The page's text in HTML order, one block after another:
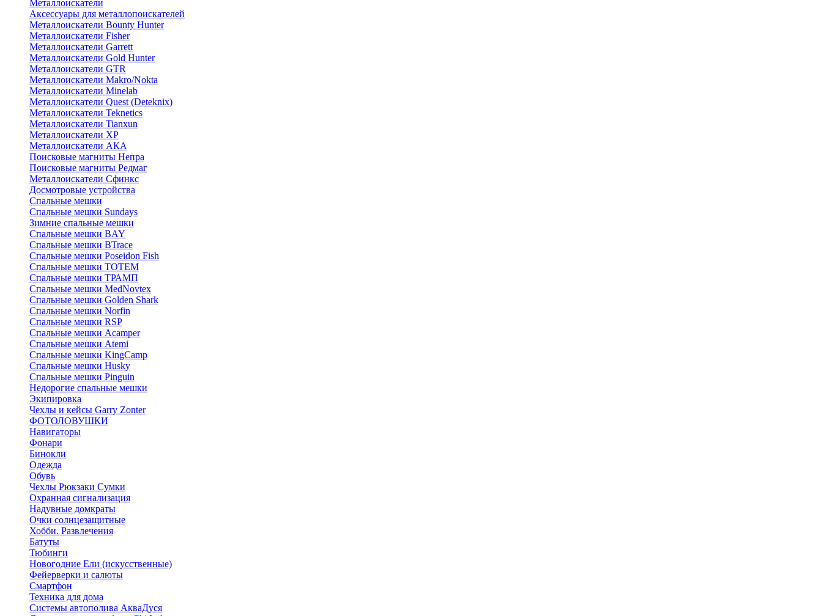
Металлоискатели
Аксессуары для металлопоискателей
Металлоискатели Bounty Hunter
Металлоискатели Fisher
Металлоискатели Garrett
Металлоискатели Gold Hunter
Металлоискатели GTR
Металлоискатели Makro/Nokta
Металлоискатели Minelab
Металлоискатели Quest (Deteknix)
Металлоискатели Teknetics
Металлоискатели Tianxun
Металлоискатели XP
Металлоискатели АКА
Поисковые магниты Непра
Поисковые магниты Редмаг
Металлоискатели Сфинкс
Досмотровые устройства
Спальные мешки
Спальные мешки Sundays
Зимние спальные мешки
Спальные мешки BAY
Спальные мешки BTrace
Спальные мешки Poseidon Fish
Спальные мешки ТОТЕМ
Спальные мешки ТРАМП
Cпальные мешки MedNovtex
Спальные мешки Golden Shark
Спальные мешки Norfin
Спальные мешки RSP
Спальные мешки Acamper
Спальные мешки Atemi
Спальные мешки KingCamp
Спальные мешки Husky
Спальные мешки Pinguin
Недорогие спальные мешки
Экипировка
Чехлы и кейсы Garry Zonter
ФОТОЛОВУШКИ
Навигаторы
Фонари
Бинокли
Одежда
Обувь
Чехлы Рюкзаки Сумки
Охранная сигнализация
Надувные домкраты
Очки солнцезащитные
Хобби. Развлечения
Батуты
Тюбинги
Новогодние Ели (искусственные)
Фейерверки и салюты
Смартфон
Техника для дома
Системы автополива АкваДуся